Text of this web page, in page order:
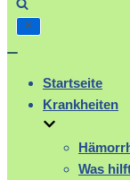
Startseite
Krankheiten
Was